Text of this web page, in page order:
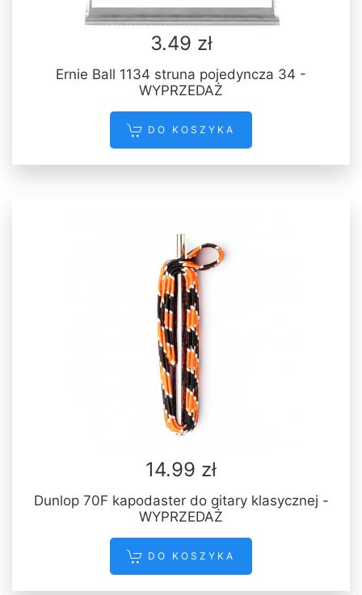
3.49 zł
Ernie Ball 1134 struna pojedyncza 34 -
WYPRZEDAŻ
DO KOSZYKA
14.99 zł
Dunlop 70F kapodaster do gitary klasycznej -
WYPRZEDAŻ
DO KOSZYKA